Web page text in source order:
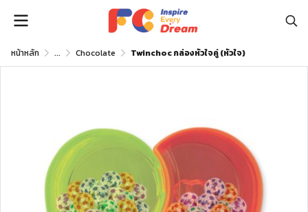
หน้าหลัก ... Chocolate Twinchoc กล่องหัวใจคู่ (หัวใจ)